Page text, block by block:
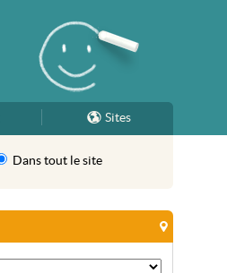
Sites
Dans tout le site